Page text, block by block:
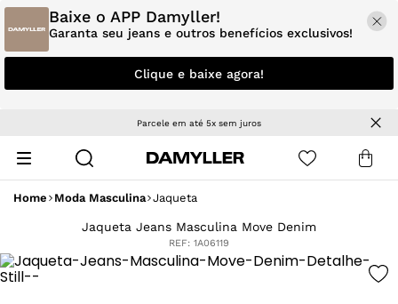
Baixe o APP Damyller!
Garanta seu jeans e outros benefícios exclusivos!
Clique e baixe agora!
Parcele em até 5x sem juros
Home Moda Masculina Jaqueta
Jaqueta Jeans Masculina Move Denim
REF: 1A06119